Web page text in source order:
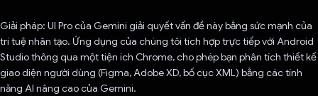
Giải pháp: UI Pro của Gemini giải quyết vấn đề này bằng sức mạnh của
trí tuệ nhân tạo. Ứng dụng của chúng tôi tích hợp trực tiếp với Android
Studio thông qua một tiện ích Chrome, cho phép bạn phân tích thiết kế
giao diện người dùng (Figma, Adobe XD, bố cục XML) bằng các tính
năng AI nâng cao của Gemini.